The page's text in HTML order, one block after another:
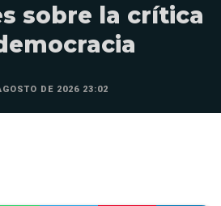
sobre la crítica
DE 2026 23:02